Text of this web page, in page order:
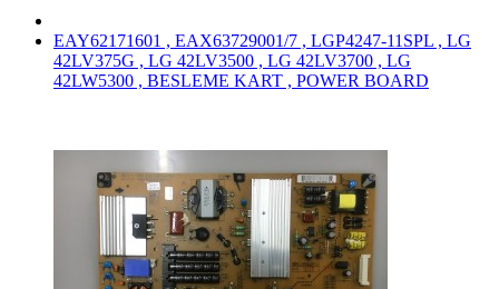
EAY62171601 , EAX63729001/7 , LGP4247-11SPL , LG
42LV375G , LG 42LV3500 , LG 42LV3700 , LG
42LW5300 , BESLEME KART , POWER BOARD